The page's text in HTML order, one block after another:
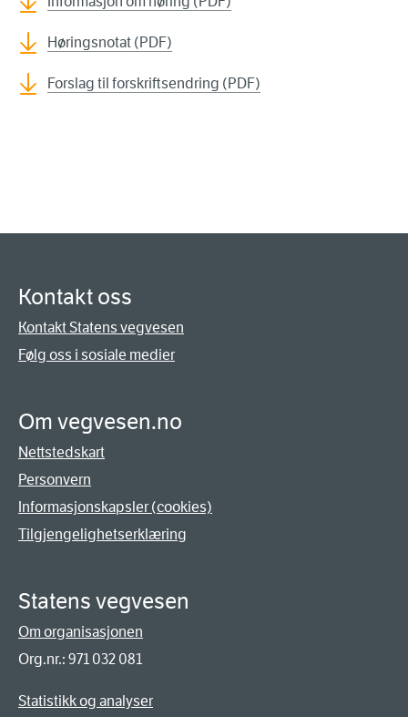
Høringsnotat (PDF)
Forslag til forskriftsendring (PDF)
Kontakt oss
Kontakt Statens vegvesen
Følg oss i sosiale medier
Om vegvesen.no
Nettstedskart
Personvern
Informasjonskapsler (cookies)
Tilgjengelighetserklæring
Statens vegvesen
Om organisasjonen
Org.nr.: 971 032 081
Statistikk og analyser